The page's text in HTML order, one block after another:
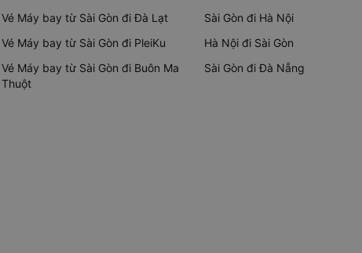
Vé Máy bay từ Sài Gòn đi Đà Lạt
Vé Máy bay từ Sài Gòn đi PleiKu
Vé Máy bay từ Sài Gòn đi Buôn Ma
Thuột
Sài Gòn đi Hà Nội
Hà Nội đi Sài Gòn
Sài Gòn đi Đà Nẵng